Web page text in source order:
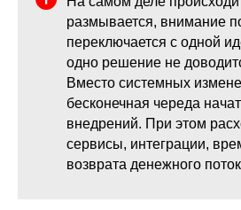
размывается, внимание
переключается с одной
одно решение не
Вместо системных
бесконечная череда
внедрений. При этом
сервисы, интеграции,
возврата денежного